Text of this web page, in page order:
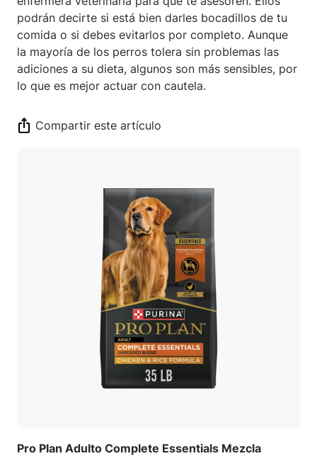
podrán decirte si está bien darles bocadillos de tu
comida o si debes evitarlos por completo. Aunque
la mayoría de los perros tolera sin problemas las
adiciones a su dieta, algunos son más sensibles, por
lo que es mejor actuar con cautela.
Compartir este artículo
Pro Plan Adulto Complete Essentials Mezcla